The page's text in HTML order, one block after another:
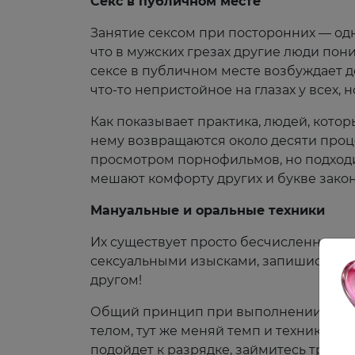
Занятие сексом при посторонних —
что в мужских грезах другие люди
сексе в публичном месте возбуждает
что-то непристойное на глазах у всех,
Как показывает практика, людей,
нему возвращаются около десяти
просмотром порнофильмов, но
мешают комфорту других и букве
Мануальные и оральные техники
Их существует просто бесчисленное
сексуальными изысками, запишись на
другом!
Общий принцип при выполнении
телом, тут же меняй темп и технику,
подойдет к разрядке, займитесь